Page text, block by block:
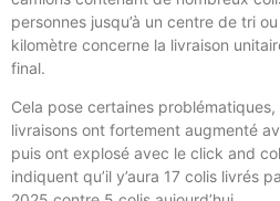
personnes jusqu’à un centre de tri
kilomètre concerne la livraison
final.
Cela pose certaines problématiques,
livraisons ont fortement augmenté
puis ont explosé avec le click and
indiquent qu’il y’aura 17 colis livrés